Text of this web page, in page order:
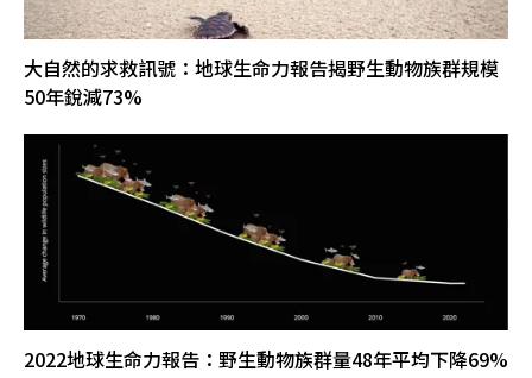
大自然的求救訊號：地球生命力報告揭野生動物族群規模
50年銳減73%
2022地球生命力報告：野生動物族群量48年平均下降69%